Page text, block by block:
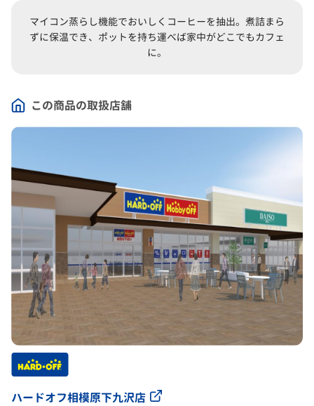
マイコン蒸らし機能でおいしくコーヒーを抽出。煮詰まら
ずに保温でき、ポットを持ち運べば家中がどこでもカフェ
に。
この商品の取扱店舗
ハードオフ相模原下九沢店